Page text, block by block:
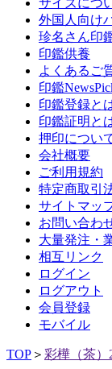
外国人向け
珍名さん印
印鑑供養
よくあるご
印鑑
印鑑登録と
印鑑証明と
押印につい
会社概要
ご利用規約
特定商取引
サイトマッ
お問い合わ
大量発注・
相互リンク
ログイン
ログアウト
会員登録
モバイル
TOP ＞ 彩樺（茶）